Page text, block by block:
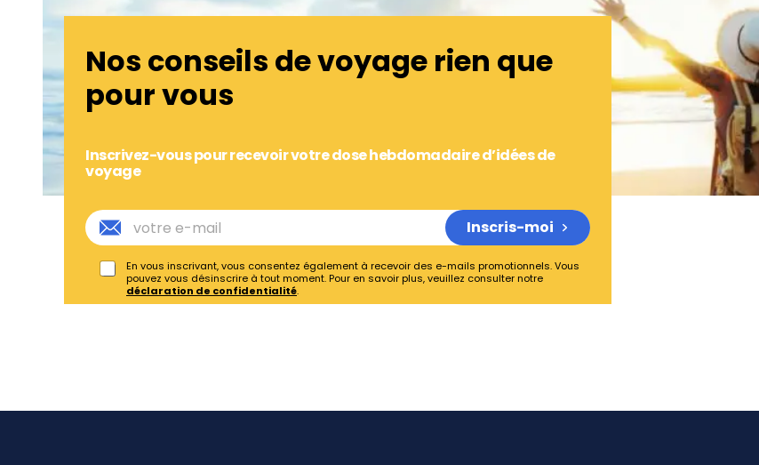
Nos conseils de voyage rien que
pour vous
Inscrivez-vous pour recevoir votre dose hebdomadaire d’idées de
voyage
En vous inscrivant, vous consentez également à recevoir des e-mails promotionnels. Vous
pouvez vous désinscrire à tout moment. Pour en savoir plus, veuillez consulter notre
déclaration de confidentialité.
Inscris-moi